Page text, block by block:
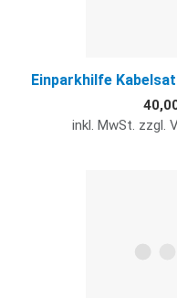
Einparkhilfe
inkl. MwSt. zzgl.